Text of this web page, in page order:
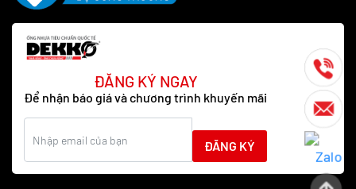
ĐĂNG KÝ NGAY
Để nhận báo giá và chương trình khuyến mãi
ĐĂNG KÝ